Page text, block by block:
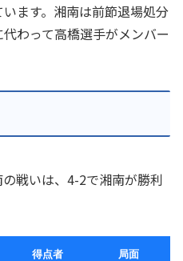
ます。湘南は前節退場処分
わって高橋選手がメンバー
戦いは、4-2で湘南が勝利
得点者 局面